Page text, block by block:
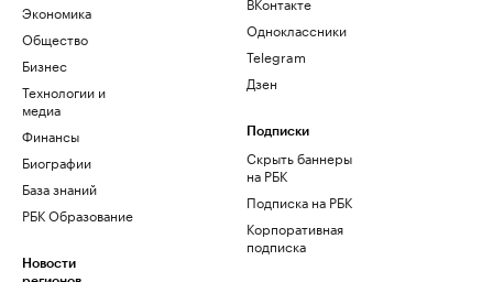
Экономика
Общество
Бизнес
Технологии и
медиа
Финансы
Биографии
База знаний
РБК Образование
Новости
Одноклассники
Telegram
Дзен
Подписки
Скрыть баннеры
на РБК
Подписка на РБК
Корпоративная
подписка